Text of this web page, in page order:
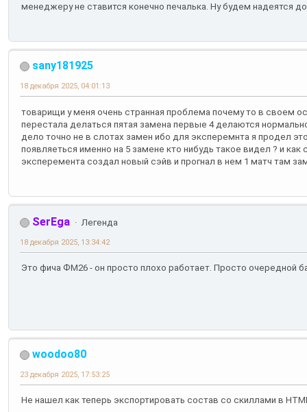
менеджеру не ставится конечно печалька. Ну будем надеятся
sany181925
18 декабря 2025, 04:01:13
товарищи у меня очень странная проблема почему то в своем
перестала делаться пятая замена первые 4 делаются
дело точно не в слотах замен ибо для эксперемнта я продел
появляеться именно на 5 замене кто нибудь такое видел ? и
эксперемента создал новый сэйв и прогнал в нем 1 матч там
SerEga Легенда
18 декабря 2025, 13:34:42
Это фича ФМ26 - он просто плохо работает. Просто очередной
woodoo80
23 декабря 2025, 17:53:25
Не нашел как теперь экспортировать состав со скиллами в